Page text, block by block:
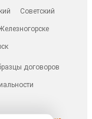
Советский
договоров